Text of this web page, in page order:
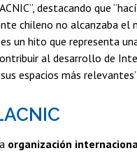
destacando que
chileno no alcanzaba el
un hito que representa
al desarrollo de
espacios más
organización